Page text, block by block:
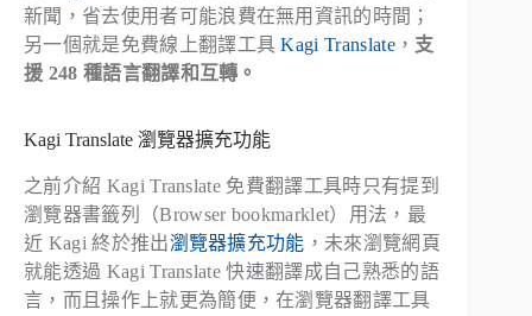
新聞，省去使用者可能浪費在無用資訊的時間；
另一個就是免費線上翻譯工具Kagi Translate， 支
援 248 種語言翻譯和互轉。
Kagi Translate 瀏覽器擴充功能
之前介紹 Kagi Translate 免費翻譯工具時只有提到
瀏覽器書籤列（Browser bookmarklet）用法，最
近 Kagi 終於推出瀏覽器擴充功能 ，未來瀏覽網頁
就能透過 Kagi Translate 快速翻譯成自己熟悉的語
言，而且操作上就更為簡便，在瀏覽器翻譯工具